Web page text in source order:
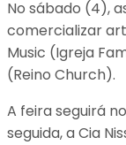
No sábado (4),
comercializar
Music (Igreja
(Reino Church).
A feira seguirá
seguida, a Cia